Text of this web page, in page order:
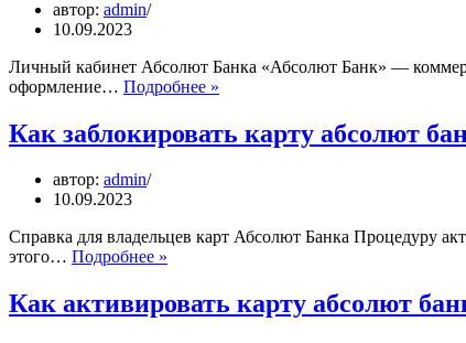
автор: admin
10.09.2023
Личный кабинет Абсолют Банка «Абсолют Банк» —
оформление… Подробнее »
абсолют
Как заблокировать карту абсолют
автор: admin
10.09.2023
Справка для владельцев карт Абсолют Банка Процедуру
этого… Подробнее »
карту
абсолют
Как активировать карту абсолют